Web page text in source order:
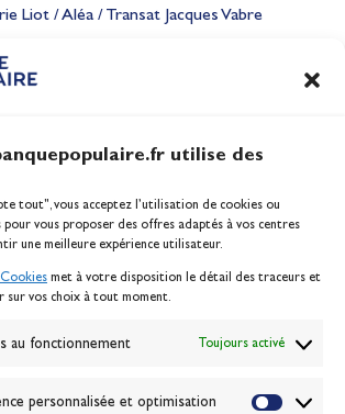
utilise des
tout", vous acceptez l’utilisation de cookies ou
vous proposer des offres adaptés à vos centres
une meilleure expérience utilisateur.
met à votre disposition le détail des traceurs et
sur vos choix à tout moment.
au fonctionnement Toujours activé
personnalisée et optimisation
Liot / Aléa / Transat Jacques Vabre
2028
serveur média
des cookies
de la voile
Voile TV